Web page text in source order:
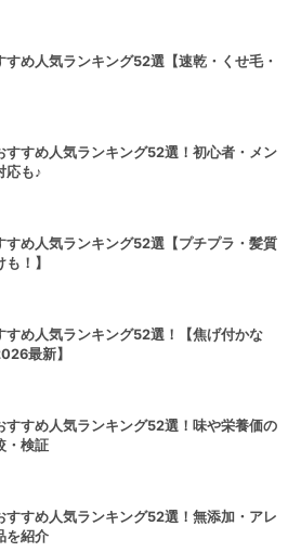
すめ人気ランキング52選【速乾・くせ毛・
すすめ人気ランキング52選！初心者・メン
応も♪
すめ人気ランキング52選【プチプラ・髪質
！】
すめ人気ランキング52選！【焦げ付かな
最新】
すすめ人気ランキング52選！味や栄養価の
・検証
すすめ人気ランキング52選！無添加・アレ
を紹介